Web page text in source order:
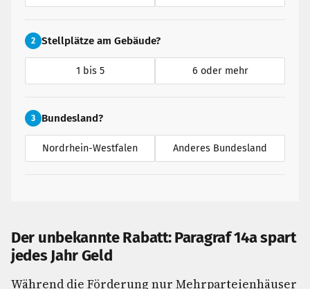
2 Stellplätze am Gebäude?
1 bis 5 6 oder mehr
3 Bundesland?
Nordrhein-Westfalen Anderes Bundesland
Der unbekannte Rabatt: Paragraf 14a spart
jedes Jahr Geld
Während die Förderung nur Mehrparteienhäuser